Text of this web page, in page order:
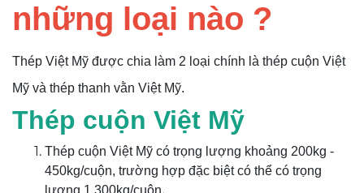
những loại nào ?
Thép Việt Mỹ được chia làm 2 loại chính là thép cuộn Việt
Mỹ và thép thanh vằn Việt Mỹ.
Thép cuộn Việt Mỹ
Thép cuộn Việt Mỹ có trọng lượng khoảng 200kg -
450kg/cuộn, trường hợp đặc biệt có thể có trọng